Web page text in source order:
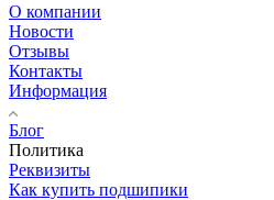
О компании
Новости
Отзывы
Контакты
Информация
Блог
Политика
Реквизиты
Как купить подшипики